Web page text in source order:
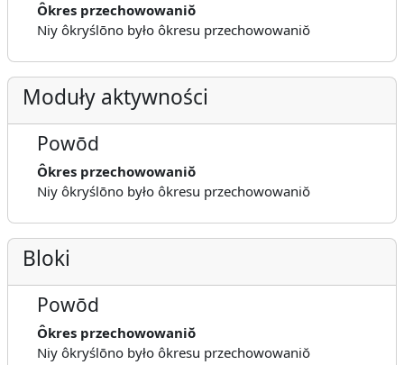
Ôkres przechowowaniŏ
Niy ôkryślōno było ôkresu przechowowaniŏ
Moduły aktywności
Powōd
Ôkres przechowowaniŏ
Niy ôkryślōno było ôkresu przechowowaniŏ
Bloki
Powōd
Ôkres przechowowaniŏ
Niy ôkryślōno było ôkresu przechowowaniŏ